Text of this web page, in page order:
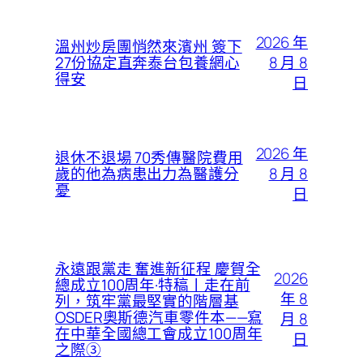
溫州炒房團悄然來濱州 簽下
27份協定直奔泰台包養網心
得安
2026 年
8 月 8
日
退休不退場 70秀傳醫院費用
歲的他為病患出力為醫護分
憂
2026 年
8 月 8
日
永遠跟黨走 奮進新征程 慶賀全
總成立100周年·特稿丨走在前
列，筑牢黨最堅實的階層基
OSDER奧斯德汽車零件本——寫
在中華全國總工會成立100周年
之際③
2026
年 8
月 8
日